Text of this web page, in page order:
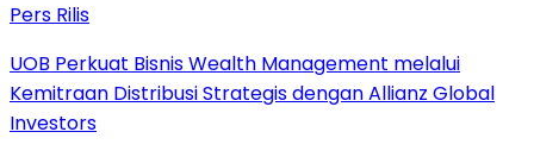
Pers Rilis
UOB Perkuat Bisnis Wealth Management melalui
Kemitraan Distribusi Strategis dengan Allianz Global
Investors